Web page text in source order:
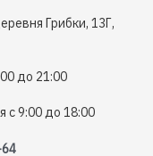
Грибки, 13Г,
до 21:00
с 9:00 до 18:00